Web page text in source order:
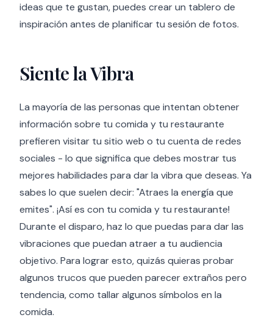
ideas que te gustan, puedes crear un tablero de
inspiración antes de planificar tu sesión de fotos.
Siente la Vibra
La mayoría de las personas que intentan obtener
información sobre tu comida y tu restaurante
prefieren visitar tu sitio web o tu cuenta de redes
sociales - lo que significa que debes mostrar tus
mejores habilidades para dar la vibra que deseas. Ya
sabes lo que suelen decir: "Atraes la energía que
emites". ¡Así es con tu comida y tu restaurante!
Durante el disparo, haz lo que puedas para dar las
vibraciones que puedan atraer a tu audiencia
objetivo. Para lograr esto, quizás quieras probar
algunos trucos que pueden parecer extraños pero
tendencia, como tallar algunos símbolos en la
comida.